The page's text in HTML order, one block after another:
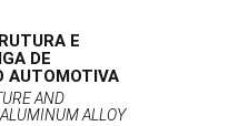
E
DE
AUTOMOTIVA
AND
ALLOY